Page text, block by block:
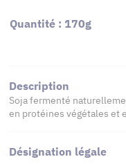
Quantité : 170g
Description
Soja fermenté
en protéines végétales et
Désignation légale